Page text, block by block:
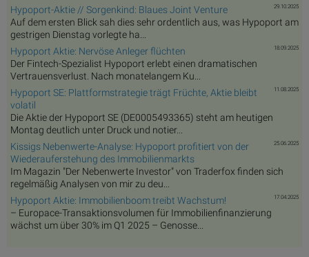
29.10.2025
Hypoport-Aktie // Sorgenkind: Blaues Joint Venture
Auf dem ersten Blick sah dies sehr ordentlich aus, was Hypoport am
gestrigen Dienstag vorlegte ha...
18.09.2025
Hypoport Aktie: Nervöse Anleger flüchten
Der Fintech-Spezialist Hypoport erlebt einen dramatischen
Vertrauensverlust. Nach monatelangem Ku...
11.08.2025
Hypoport SE: Plattformstrategie trägt Früchte, Aktie bleibt
volatil
Die Aktie der Hypoport SE (DE0005493365) steht am heutigen
Montag deutlich unter Druck und notier...
25.06.2025
Kissigs Nebenwerte-Analyse: Hypoport profitiert von der
Wiederauferstehung des Immobilienmarkts
Im Magazin "Der Nebenwerte Investor" von Traderfox finden sich
regelmäßig Analysen von mir zu deu...
17.04.2025
Hypoport Aktie: Immobilienboom treibt Wachstum!
– Europace-Transaktionsvolumen für Immobilienfinanzierung
wächst um über 30% im Q1 2025 – Genosse...